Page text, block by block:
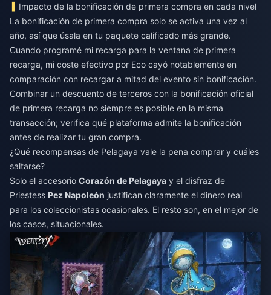
Impacto de la bonificación de primera compra en cada nivel
La bonificación de primera compra solo se activa una vez al
año, así que úsala en tu paquete calificado más grande.
Cuando programé mi recarga para la ventana de primera
recarga, mi coste efectivo por Eco cayó notablemente en
comparación con recargar a mitad del evento sin bonificación.
Combinar un descuento de terceros con la bonificación oficial
de primera recarga no siempre es posible en la misma
transacción; verifica qué plataforma admite la bonificación
antes de realizar tu gran compra.
¿Qué recompensas de Pelagaya vale la pena comprar y cuáles
saltarse?
Solo el accesorio Corazón de Pelagaya y el disfraz de
Priestess Pez Napoleón justifican claramente el dinero real
para los coleccionistas ocasionales. El resto son, en el mejor de
los casos, situacionales.